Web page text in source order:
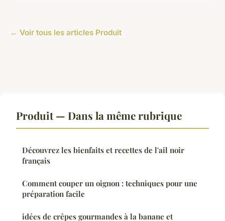
← Voir tous les articles Produit
Produit — Dans la même rubrique
Découvrez les bienfaits et recettes de l'ail noir
français
Comment couper un oignon : techniques pour une
préparation facile
idées de crêpes gourmandes à la banane et